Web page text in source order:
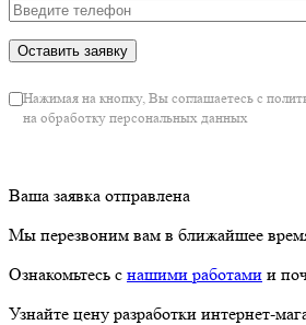
Нажимая на кнопку, Вы соглашаетесь с
на обработку персональных данных
Ваша заявка отправлена
Мы перезвоним вам в ближайшее
Ознакомьтесь с нашими работами и
Узнайте цену разработки интернет-